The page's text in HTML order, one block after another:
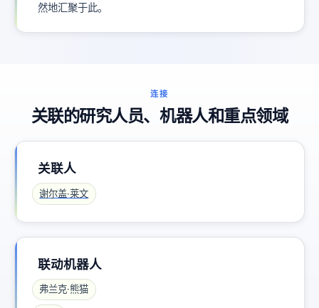
然地汇聚于此。
连接
关联的研究人员、机器人和重点领域
关联人
谢尔盖·莱文
联动机器人
弗兰克·熊猫